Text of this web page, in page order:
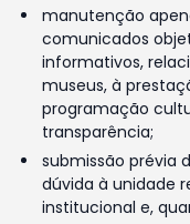
manutenção
comunicados
informativos,
museus, à
programação
transparência;
submissão prévia
dúvida à unidade
institucional e,